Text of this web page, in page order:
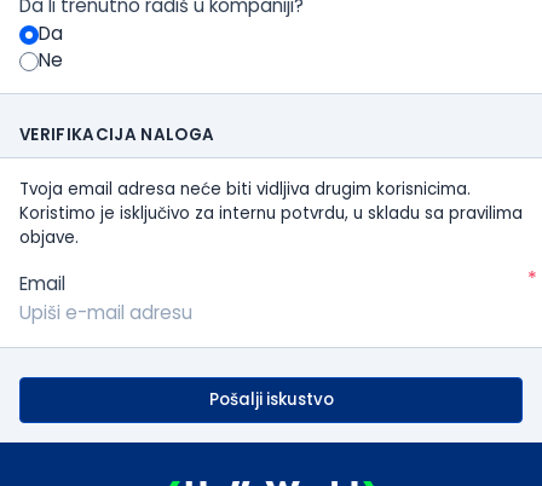
Da li trenutno radiš u kompaniji?
Da
Ne
VERIFIKACIJA NALOGA
Tvoja email adresa neće biti vidljiva drugim korisnicima.
Koristimo je isključivo za internu potvrdu, u skladu sa pravilima
objave.
Email *
Pošalji iskustvo